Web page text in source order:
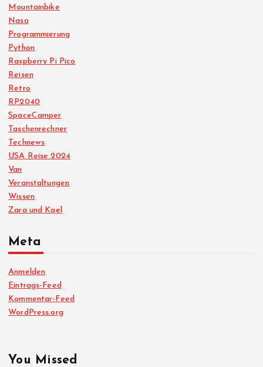
Mountainbike
Nasa
Programmierung
Python
Raspberry Pi Pico
Reisen
Retro
RP2040
SpaceCamper
Taschenrechner
Technews
USA Reise 2024
Van
Veranstaltungen
Wissen
Zara und Kael
Meta
Anmelden
Eintrags-Feed
Kommentar-Feed
WordPress.org
You Missed